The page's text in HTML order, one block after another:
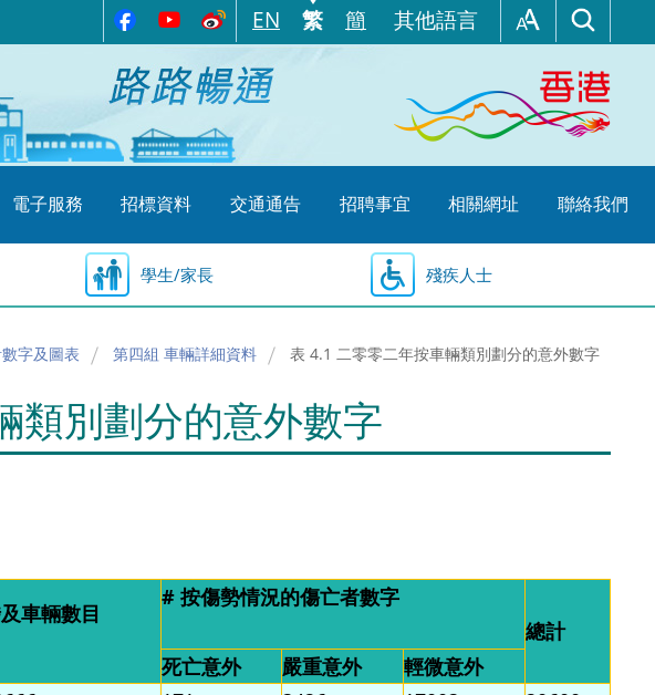
EN 繁 簡 其他語言
電子服務 招標資料 交通通告 招聘事宜 相關網址 聯絡我們
學生/家長 殘疾人士
字及圖表 第四組 車輛詳細資料 表 4.1 二零零二年按車輛類別劃分的意外數字
類別劃分的意外數字
車輛數目
# 按傷勢情況的傷亡者數字
總計
死亡意外
嚴重意外
輕微意外